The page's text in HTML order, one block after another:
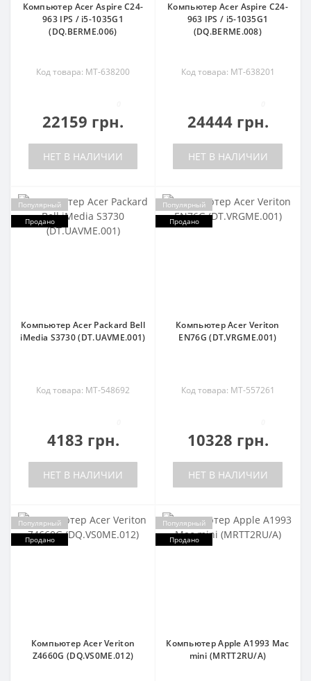
Компьютер Acer Aspire C24-
963 IPS / i5-1035G1
(DQ.BERME.006)
Код товара: MT-638200
22159 грн.
НЕТ В НАЛИЧИИ
Компьютер Acer Aspire C24-
963 IPS / i5-1035G1
(DQ.BERME.008)
Код товара: MT-638201
24444 грн.
НЕТ В НАЛИЧИИ
Популярный
Продано
Компьютер Acer Packard Bell
iMedia S3730 (DT.UAVME.001)
Код товара: MT-548692
4183 грн.
НЕТ В НАЛИЧИИ
Популярный
Продано
Компьютер Acer Veriton
EN76G (DT.VRGME.001)
Код товара: MT-557261
10328 грн.
НЕТ В НАЛИЧИИ
Популярный
Продано
Компьютер Acer Veriton
Z4660G (DQ.VS0ME.012)
Популярный
Продано
Компьютер Apple A1993 Mac
mini (MRTT2RU/A)